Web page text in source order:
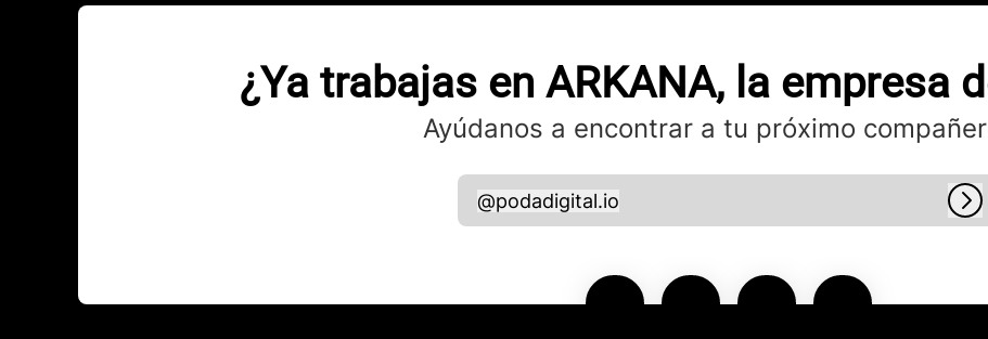
¿Ya trabajas en ARKANA, la empresa
Ayúdanos a encontrar a tu próximo
podadigital.io
@podadigital.io